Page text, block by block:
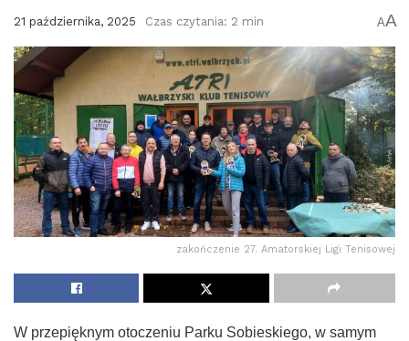
21 października, 2025 Czas czytania: 2 min AA
zakończenie 27. Amatorskiej Ligi Tenisowej
W przepięknym otoczeniu Parku Sobieskiego, w samym